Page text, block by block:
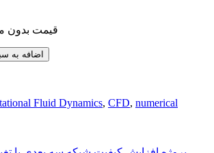
قیمت بدون
اضافه به
Fluid Dynamics, CFD, numerical